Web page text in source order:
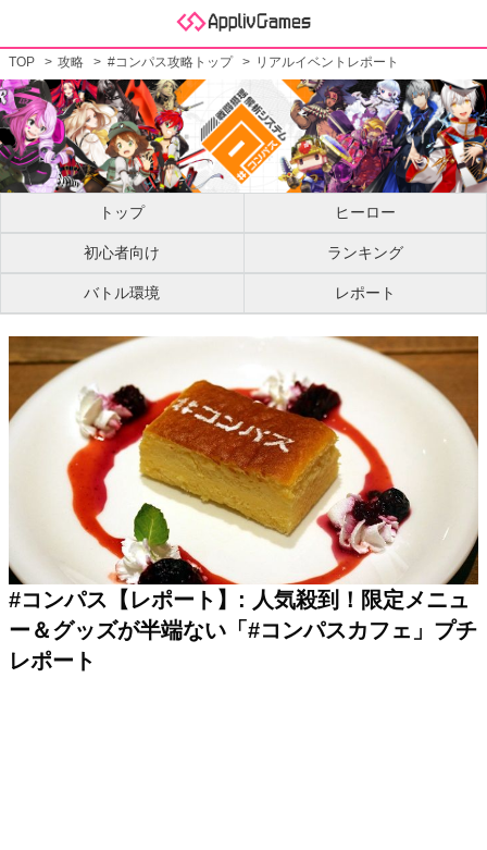
TOP 攻略 #コンパス攻略トップ リアルイベントレポート
トップ ヒーロー
初心者向け ランキング
バトル環境 レポート
#コンパス【レポート】: 人気殺到！限定メニュ
ー＆グッズが半端ない「#コンパスカフェ」プチ
レポート